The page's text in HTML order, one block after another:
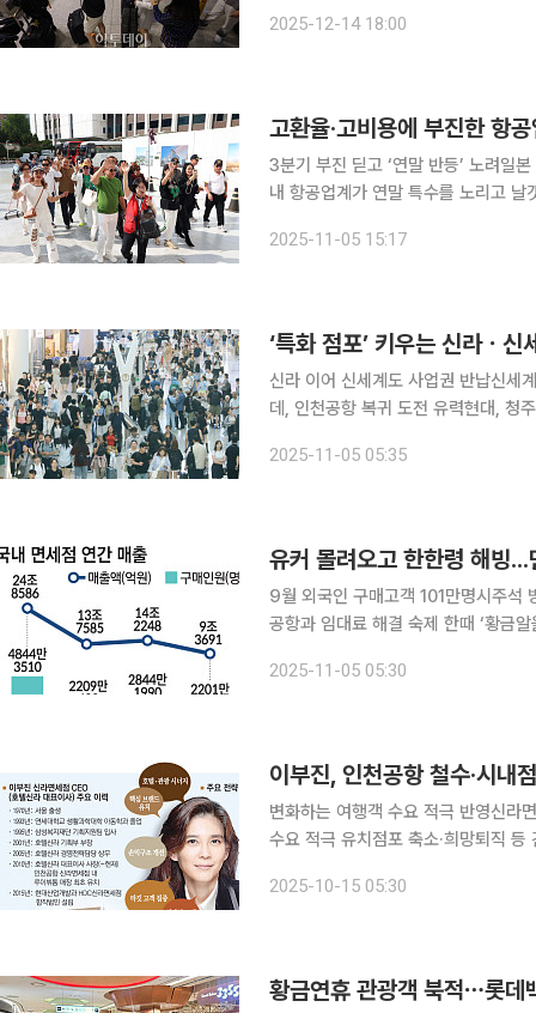
라있었기 때문이다. 연말 성수기를 고
2025-12-14 18:00
고환율·고비용에 부진한 항
3분기 부진 딛고 ‘연말 반등’ 노려일
내 항공업계가 연말 특수를 노리고 날
와 공급 경쟁이 겹치며 급격하게 떨어
2025-11-05 15:17
신라 이어 신세계도 사업권 반납신세
데, 인천공항 복귀 도전 유력현대, 청주공항 인도장 운영
‘반전의 무대’로 돌아왔다. 시진핑 중
2025-11-05 05:35
유커 몰려오고 한한령 해빙
9월 외국인 구매고객 101만명시주석
공항과 임대료 해결 숙제 한때 ‘황금알을 낳는 거위’로 불리던 K-면세산업이 10년 만에 ‘터닝포인
장이 시진핑 중국 국가주석의 11년 만
2025-11-05 05:30
변화하는 여행객 수요 적극 반영신라
수요 적극 유치점포 축소·희망퇴직 등 긴축 경영도 이부진 호텔신라 대표
점포 중심의 포트폴리오 개선을 통해
2025-10-15 05:30
황금연휴 관광객 북적⋯롯